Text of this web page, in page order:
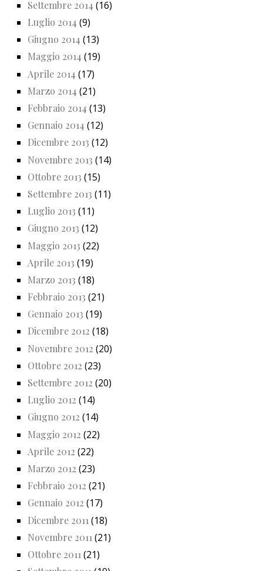
Settembre 2014 (16)
Luglio 2014 (9)
Giugno 2014 (13)
Maggio 2014 (19)
Aprile 2014 (17)
Marzo 2014 (21)
Febbraio 2014 (13)
Gennaio 2014 (12)
Dicembre 2013 (12)
Novembre 2013 (14)
Ottobre 2013 (15)
Settembre 2013 (11)
Luglio 2013 (11)
Giugno 2013 (12)
Maggio 2013 (22)
Aprile 2013 (19)
Marzo 2013 (18)
Febbraio 2013 (21)
Gennaio 2013 (19)
Dicembre 2012 (18)
Novembre 2012 (20)
Ottobre 2012 (23)
Settembre 2012 (20)
Luglio 2012 (14)
Giugno 2012 (14)
Maggio 2012 (22)
Aprile 2012 (22)
Marzo 2012 (23)
Febbraio 2012 (21)
Gennaio 2012 (17)
Dicembre 2011 (18)
Novembre 2011 (21)
Ottobre 2011 (21)